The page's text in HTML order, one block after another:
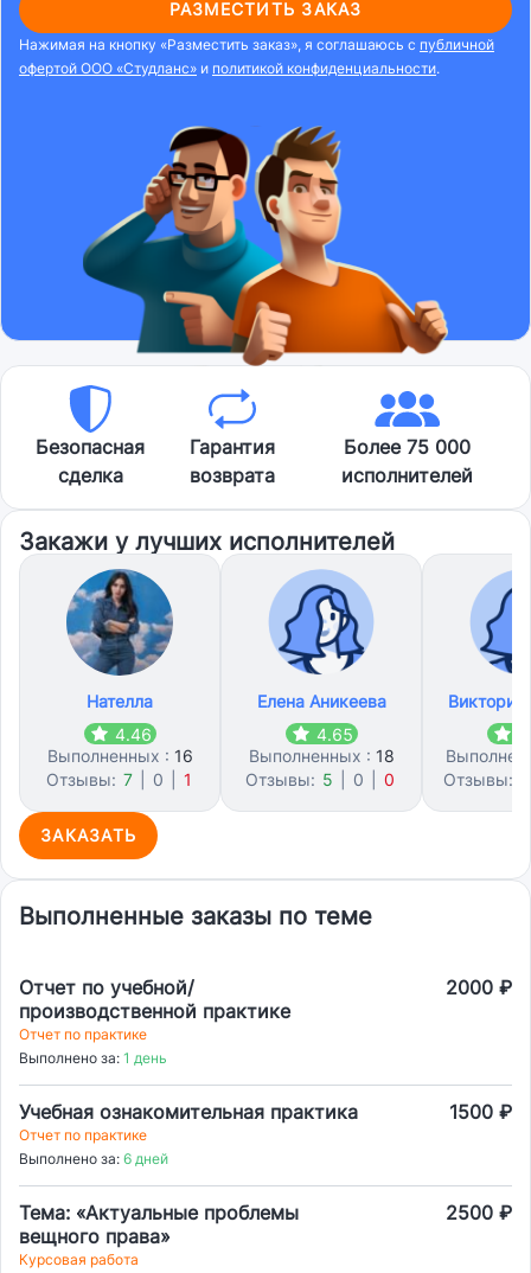
РАЗМЕСТИТЬ ЗАКАЗ
Нажимая на кнопку «Разместить заказ», я соглашаюсь с публичной
офертой ООО «Студланс» и политикой конфиденциальности.
Безопасная
сделка
Гарантия
возврата
Более 75 000
исполнителей
Закажи у лучших исполнителей
Нателла
4.46
Выполненных : 16
Отзывы: 7 0 1
Елена Аникеева
4.65
Выполненных : 18
Отзывы: 5 0 0
Виктория
Отзывы:
ЗАКАЗАТЬ
Выполненные заказы по теме
Отчет по учебной/
производственной практике
2000 ₽
Отчет по практике
Выполнено за: 1 день
Учебная ознакомительная практика 1500 ₽
Отчет по практике
Выполнено за: 6 дней
Тема: «Актуальные проблемы
вещного права»
2500 ₽
Курсовая работа